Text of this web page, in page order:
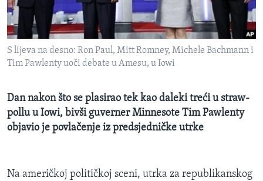
MAGAZIN
O GLASU AMERIKE
Learning English
PRATITE NAS
S lijeva na desno: Ron Paul, Mitt Romney, Michele Bachmann i
Tim Pawlenty uoči debate u Amesu, u Iowi
Dan nakon što se plasirao tek kao daleki treći u straw-
pollu u Iowi, bivši guverner Minnesote Tim Pawlenty
objavio je povlačenje iz predsjedničke utrke
Na američkoj političkoj sceni, utrka za republikanskog